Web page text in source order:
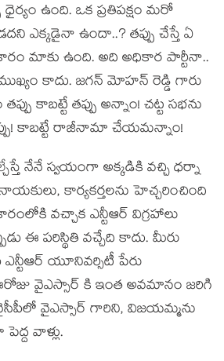
ధైర్యం ఉంది. ఒక ప్రతిపక్షం మరో
ఎక్కడైనా ఉందా..? తప్పు చేస్తే ఏ
మాకు ఉంది. అది అధికార పార్టీనా..
కాదు. జగన్ మోహన్ రెడ్డి గారు
కాబట్టే తప్పు అన్నాం! చట్ట సభను
కాబట్టే రాజీనామా చేయమన్నాం!
నేనే స్వయంగా అక్కడికి వచ్చి ధర్నా
కార్యకర్తలను హెచ్చరించింది
వచ్చాక ఎన్టీఆర్ విగ్రహాలు
ఈ పరిస్థితి వచ్చేది కాదు. మీరు
ఎన్టీఆర్ యూనివర్సిటీ పేరు
వైఎస్సార్ కి ఇంత అవమానం జరిగి
వైఎస్సార్ గారిని, విజయమ్మను
వాళ్లు.